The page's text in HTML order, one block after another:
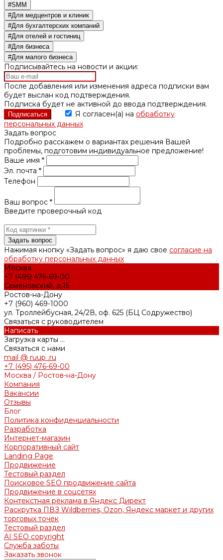
#SMM
#Для медцентров и клиник
#Для бухгалтерских компаний
#Для отелей и гостиниц
#Для бизнеса
#Для малого бизнеса
Подписывайтесь на новости и акции:
После добавления или изменения адреса подписки вам
будет выслан код подтверждения.
Подписка будет не активной до ввода подтверждения.
Я согласен(а) на обработку
персональных данных
Задать вопрос
Подробно расскажем о вариантах решения Вашей
проблемы, подготовим индивидуальное предложение!
Ваше имя *
Эл. почта *
Телефон
Ваш вопрос *
Введите проверочный код
Нажимая кнопку «Задать вопрос» я даю свое согласие на
обработку персональных данных
Москва
+7 (495) 476-69-00
Семеновский, д.15
Ростов-на-Дону
+7 (960) 469-1000
ул. Троллейбусная, 24/2В, оф. 625 (БЦ Содружество)
Связаться с руководителем
Написать
Загрузка карты ...
Связаться с нами
mail @ ruup .ru
+7 (495) 476-69-00
Москва / Ростов-на-Дону
Компания
Вакансии
Отзывы
Блог
Политика конфиденциальности
Разработка
Интернет-магазин
Корпоративный сайт
Landing Page
Продвижение
Тестовый раздел
Поисковое SEO продвижение сайта
Продвижение в соцсетях
Контекстная реклама в Яндекс Директ
Раскрутка ПВЗ Wildberries, Ozon, Яндекс маркет и других
торговых точек
Тестовый раздел
AI SEO copyright
Служба заботы
Заказать звонок